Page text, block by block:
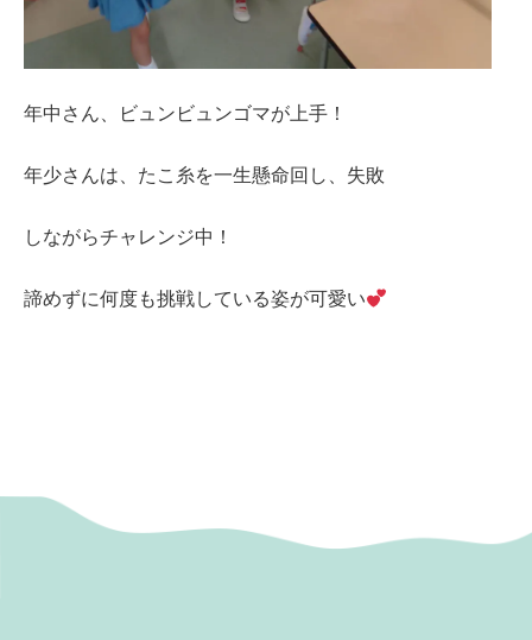
年中さん、ビュンビュンゴマが上手！
年少さんは、たこ糸を一生懸命回し、失敗
しながらチャレンジ中！
諦めずに何度も挑戦している姿が可愛い